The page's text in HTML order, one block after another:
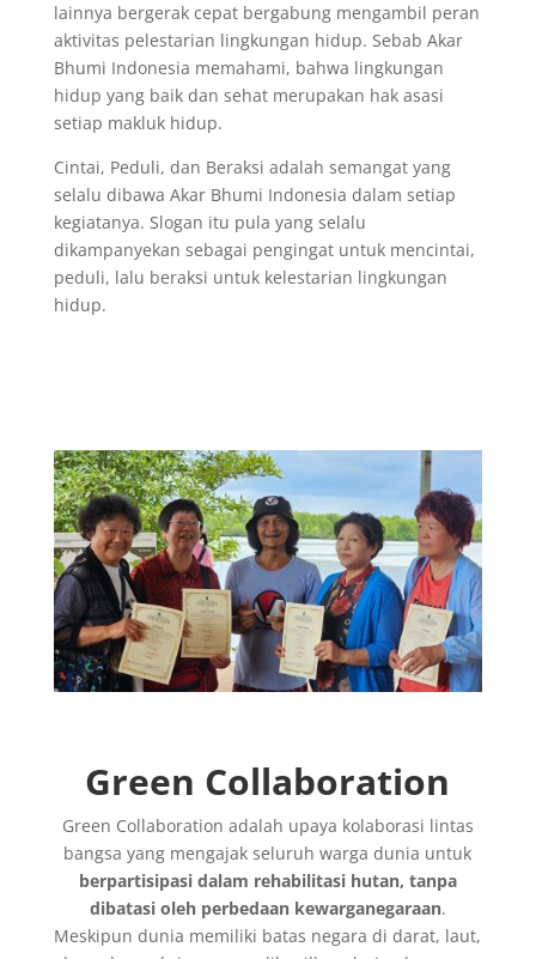
lainnya bergerak cepat bergabung mengambil peran
aktivitas pelestarian lingkungan hidup. Sebab Akar
Bhumi Indonesia memahami, bahwa lingkungan
hidup yang baik dan sehat merupakan hak asasi
setiap makluk hidup.
Cintai, Peduli, dan Beraksi adalah semangat yang
selalu dibawa Akar Bhumi Indonesia dalam setiap
kegiatanya. Slogan itu pula yang selalu
dikampanyekan sebagai pengingat untuk mencintai,
peduli, lalu beraksi untuk kelestarian lingkungan
hidup.
Green Collaboration
Green Collaboration adalah upaya kolaborasi lintas
bangsa yang mengajak seluruh warga dunia untuk
berpartisipasi dalam rehabilitasi hutan, tanpa
dibatasi oleh perbedaan kewarganegaraan.
Meskipun dunia memiliki batas negara di darat, laut,